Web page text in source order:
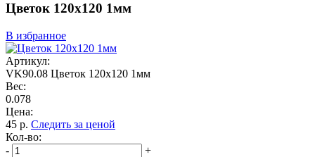
Цветок 120х120 1мм
В избранное
Артикул:
VK90.08 Цветок 120х120 1мм
Вес:
0.078
Цена:
45 р. Следить за ценой
Кол-во:
-
+